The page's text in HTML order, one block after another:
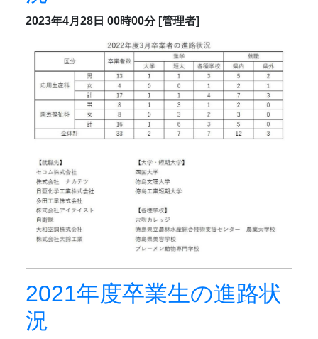
2023年4月28日 00時00分 [管理者]
2021年度卒業生の進路状
況